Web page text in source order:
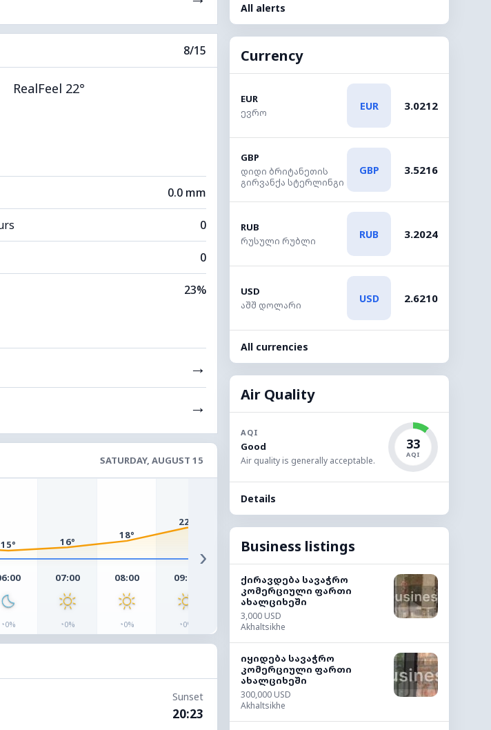
8/15
RealFeel 22°
0.0 mm
0
0
23%
→
→
SATURDAY, AUGUST 15
15°
◔0%
16°
07:00
◔0%
18°
08:00
◔0%
22°
09:00
◔0%
25°
10:00
◔0%
11:00 13:00
›
Sunset
20:23
All alerts
Currency
EUR
ევრო
EUR 3.0212
GBP
დიდი ბრიტანეთის
გირვანქა სტერლინგი
GBP 3.5216
RUB
რუსული რუბლი
RUB 3.2024
USD
აშშ დოლარი
USD 2.6210
All currencies
Air Quality
AQI
Good
Air quality is generally acceptable.
33
AQI
Details
Business listings
ქირავდება სავაჭრო
კომერციული ფართი
ახალციხეში
3,000 USD
Akhaltsikhe
იყიდება სავაჭრო
კომერციული ფართი
ახალციხეში
300,000 USD
Akhaltsikhe